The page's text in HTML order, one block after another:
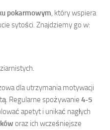
pokarmowym, który wspiera
sytości. Znajdziemy go w:
dla utrzymania motywacji
Regularne spożywanie 4-5
apetyt i unikać nagłych
oraz ich wcześniejsze